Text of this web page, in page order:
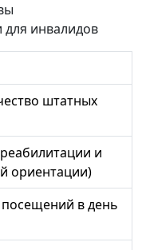
инвалидов
штатных
и
ориентации)
посещений в день